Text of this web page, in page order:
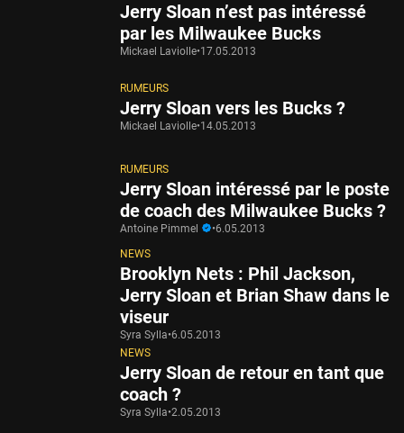
Jerry Sloan n’est pas intéressé
par les Milwaukee Bucks
Mickael Laviolle•17.05.2013
RUMEURS
Jerry Sloan vers les Bucks ?
Mickael Laviolle•14.05.2013
RUMEURS
Jerry Sloan intéressé par le poste
de coach des Milwaukee Bucks ?
Antoine Pimmel •6.05.2013
NEWS
Brooklyn Nets : Phil Jackson,
Jerry Sloan et Brian Shaw dans le
viseur
Syra Sylla•6.05.2013
NEWS
Jerry Sloan de retour en tant que
coach ?
Syra Sylla•2.05.2013